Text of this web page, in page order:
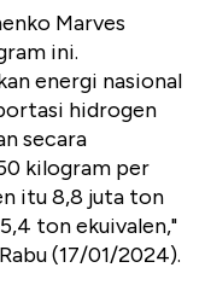
Marves
ini.
energi nasional
hidrogen
secara
kilogram per
itu 8,8 juta ton
ton ekuivalen,"
(17/01/2024).